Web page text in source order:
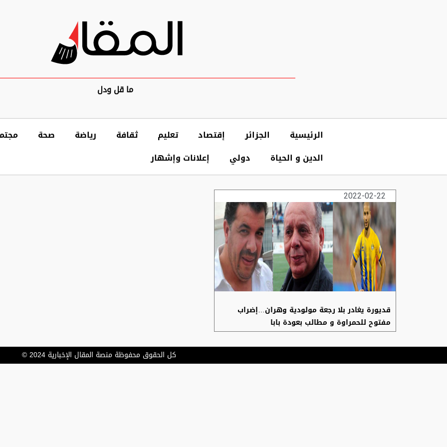
ما قل ودل
الرئيسية الجزائر إقتصاد تعليم ثقافة رياضة صحة
الدين و الحياة
دولي إعلانات وإشهار
2022-02-22
قديورة يغادر بلا رجعة مولودية وهران…إضراب
مفتوح للحمراوة و مطالب بعودة بابا
كل الحقوق محفوظة منصة المقال الإخبارية 2024 ©